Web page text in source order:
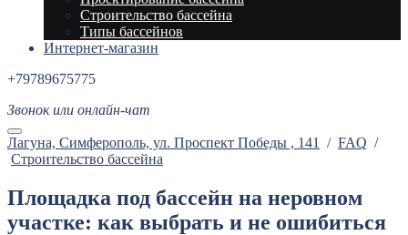
Строительство бассейна
Типы бассейнов
Интернет-магазин
+79789675775
Звонок или онлайн-чат
Лагуна, Cимферополь, ул. Проспект Победы , 141 / FAQ /
Строительство бассейна
Площадка под бассейн на неровном
участке: как выбрать и не ошибиться